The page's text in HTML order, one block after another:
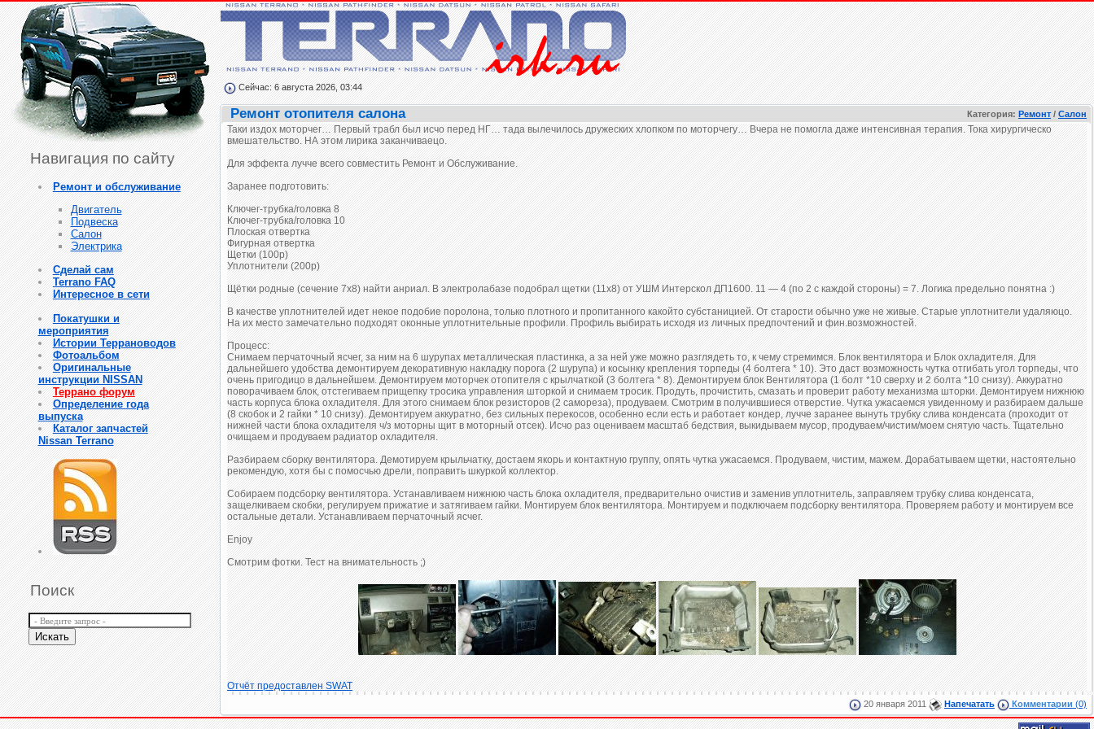
Навигация по сайту
Ремонт и обслуживание
Двигатель
Подвеска
Салон
Электрика
Сделай сам
Terrano FAQ
Интересное в сети
Покатушки и
мероприятия
Истории Террановодов
Фотоальбом
Оригинальные
инструкции NISSAN
Террано форум
Определение года
выпуска
Каталог запчастей
Nissan Terrano
Поиск
Сейчас: 6 августа 2026, 03:44
Ремонт отопителя салона Категория: Ремонт / Салон
Таки издох моторчег… Первый трабл был исчо перед НГ… тада вылечилось дружеских хлопком по моторчегу… Вчера не помогла даже интенсивная терапия. Тока хирургическо
вмешательство. НА этом лирика заканчиваецо.
Для эффекта лучче всего совместить Ремонт и Обслуживание.
Заранее подготовить:
Ключег-трубка/головка 8
Ключег-трубка/головка 10
Плоская отвертка
Фигурная отвертка
Щетки (100р)
Уплотнители (200р)
Щётки родные (сечение 7х8) найти анриал. В электролабазе подобрал щетки (11х8) от УШМ Интерскол ДП1600. 11 — 4 (по 2 с каждой стороны) = 7. Логика предельно понятна :)
В качестве уплотнителей идет некое подобие поролона, только плотного и пропитанного какойто субстаницией. От старости обычно уже не живые. Старые уплотнители удаляюцо.
На их место замечательно подходят оконные уплотнительные профили. Профиль выбирать исходя из личных предпочтений и фин.возможностей.
Процесс:
Снимаем перчаточный ясчег, за ним на 6 шурупах металлическая пластинка, а за ней уже можно разглядеть то, к чему стремимся. Блок вентилятора и Блок охладителя. Для
дальнейшего удобства демонтируем декоративную накладку порога (2 шурупа) и косынку крепления торпеды (4 болтега * 10). Это даст возможность чутка отгибать угол торпеды, что
очень пригодицо в дальнейшем. Демонтируем моторчек отопителя с крылчаткой (3 болтега * 8). Демонтируем блок Вентилятора (1 болт *10 сверху и 2 болта *10 снизу). Аккуратно
поворачиваем блок, отстегиваем прищепку тросика управления шторкой и снимаем тросик. Продуть, прочистить, смазать и проверит работу механизма шторки. Демонтируем нижнюю
часть корпуса блока охладителя. Для этого снимаем блок резисторов (2 самореза), продуваем. Смотрим в получившиеся отверстие. Чутка ужасаемся увиденному и разбираем дальше
(8 скобок и 2 гайки * 10 снизу). Демонтируем аккуратно, без сильных перекосов, особенно если есть и работает кондер, лучче заранее вынуть трубку слива конденсата (проходит от
нижней части блока охладителя ч/з моторны щит в моторный отсек). Исчо раз оцениваем масштаб бедствия, выкидываем мусор, продуваем/чистим/моем снятую часть. Тщательно
очищаем и продуваем радиатор охладителя.
Разбираем сборку вентилятора. Демотируем крыльчатку, достаем якорь и контактную группу, опять чутка ужасаемся. Продуваем, чистим, мажем. Дорабатываем щетки, настоятельно
рекомендую, хотя бы с помосчью дрели, поправить шкуркой коллектор.
Собираем подсборку вентилятора. Устанавливаем нижнюю часть блока охладителя, предварительно очистив и заменив уплотнитель, заправляем трубку слива конденсата,
защелкиваем скобки, регулируем прижатие и затягиваем гайки. Монтируем блок вентилятора. Монтируем и подключаем подсборку вентилятора. Проверяем работу и монтируем все
остальные детали. Устанавливаем перчаточный ясчег.
Enjoy
Смотрим фотки. Тест на внимательность ;)
Отчёт предоставлен SWAT
20 января 2011 Напечатать Комментарии (0)